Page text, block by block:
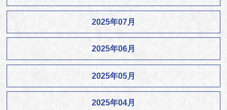
2025年07月
2025年06月
2025年05月
2025年04月